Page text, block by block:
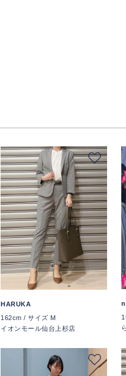
HARUKA
162cm / サイズ M
イオンモール仙台上杉店